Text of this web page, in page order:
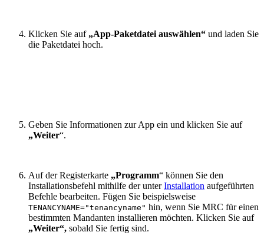
Klicken Sie auf „App-Paketdatei auswählen“ und laden Sie
die Paketdatei hoch.
Geben Sie Informationen zur App ein und klicken Sie auf
„Weiter“.
Auf der Registerkarte „Programm“ können Sie den
Installationsbefehl mithilfe der unterInstallation aufgeführten
Befehle bearbeiten. Fügen Sie beispielsweise
TENANCYNAME="tenancyname" hin, wenn Sie MRC für einen
bestimmten Mandanten installieren möchten. Klicken Sie auf
„Weiter“, sobald Sie fertig sind.